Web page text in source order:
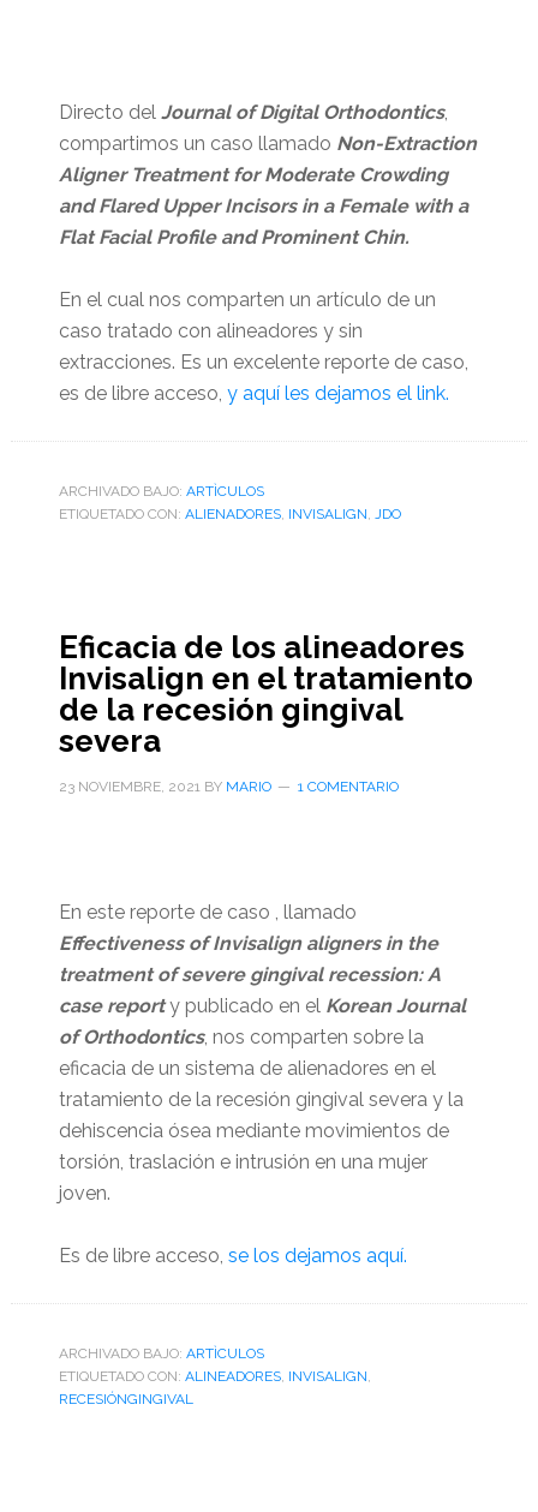
Directo del Journal of Digital Orthodontics,
compartimos un caso llamado Non-Extraction
Aligner Treatment for Moderate Crowding
and Flared Upper Incisors in a Female with a
Flat Facial Profile and Prominent Chin.
En el cual nos comparten un artículo de un
caso tratado con alineadores y sin
extracciones. Es un excelente reporte de caso,
es de libre acceso, y aquí les dejamos el link.
ARCHIVADO BAJO: ARTÌCULOS
ETIQUETADO CON: ALIENADORES, INVISALIGN JDO
Eficacia de los alineadores
Invisalign en el tratamiento
de la recesión gingival
severa
23 NOVIEMBRE, 2021 BY MARIO 1 COMENTARIO
En este reporte de caso , llamado
Effectiveness of Invisalign aligners in the
treatment of severe gingival recession: A
case reporty publicado en el Korean Journal
of Orthodontics, nos comparten sobre la
eficacia de un sistema de alienadores en el
tratamiento de la recesión gingival severa y la
dehiscencia ósea mediante movimientos de
torsión, traslación e intrusión en una mujer
joven.
Es de libre acceso, se los dejamos aquí.
ARCHIVADO BAJO: ARTÌCULOS
ETIQUETADO CON: ALINEADORES, INVISALIGN
RECESIÓNGINGIVAL